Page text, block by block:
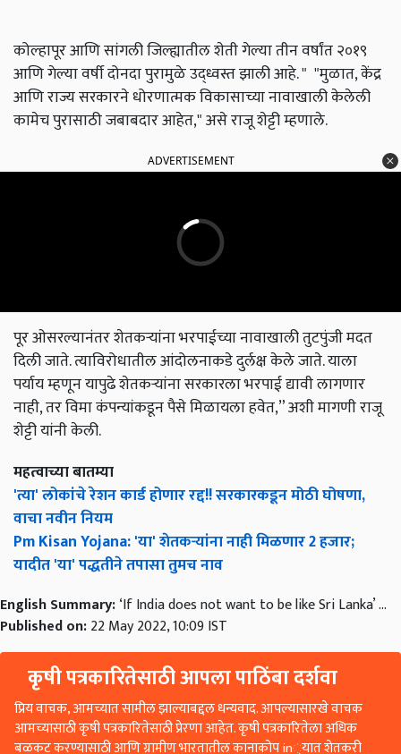
कोल्हापूर आणि सांगली जिल्ह्यातील शेती गेल्या तीन वर्षांत २०१९
आणि गेल्या वर्षी दोनदा पुरामुळे उद्ध्वस्त झाली आहे. " "मुळात,केंद्र
आणि राज्य सरकारने धोरणात्मक विकासाच्या नावाखाली केलेली
कामेच पुरासाठी जबाबदार आहेत,"असे राजू शेट्टी म्हणाले.
ADVERTISEMENT
पूर ओसरल्यानंतर शेतकऱ्यांना भरपाईच्या नावाखाली तुटपुंजी मदत
दिली जाते. त्याविरोधातील आंदोलनाकडे दुर्लक्ष केले जाते. याला
पर्याय म्हणून यापुढे शेतकऱ्यांना सरकारला भरपाई द्यावी लागणार
नाही,तर विमा कंपन्यांकडून पैसे मिळायला हवेत,”अशी मागणी राजू
शेट्टी यांनी केली.
महत्वाच्या बातम्या
'त्या' लोकांचे रेशन कार्ड होणार रद्द!! सरकारकडून मोठी घोषणा,
वाचा नवीन नियम
Pm Kisan Yojana: 'या' शेतकऱ्यांना नाही मिळणार 2 हजार;
यादीत 'या' पद्धतीने तपासा तुमच नाव
English Summary:‘If India does not want to be like Sri Lanka’ ...
Published on:22 May 2022, 10:09 IST
कृषी पत्रकारितेसाठी आपला पाठिंबा दर्शवा
प्रिय वाचक, आमच्यात सामील झाल्याबद्दल धन्यवाद. आपल्यासारखे वाचक
आमच्यासाठी कृषी पत्रकारितेसाठी प्रेरणा आहेत. कृषी पत्रकारितेला अधिक
बळकट करण्यासाठी आणि ग्रामीण भारतातील कानाकोप in्यात शेतकरी